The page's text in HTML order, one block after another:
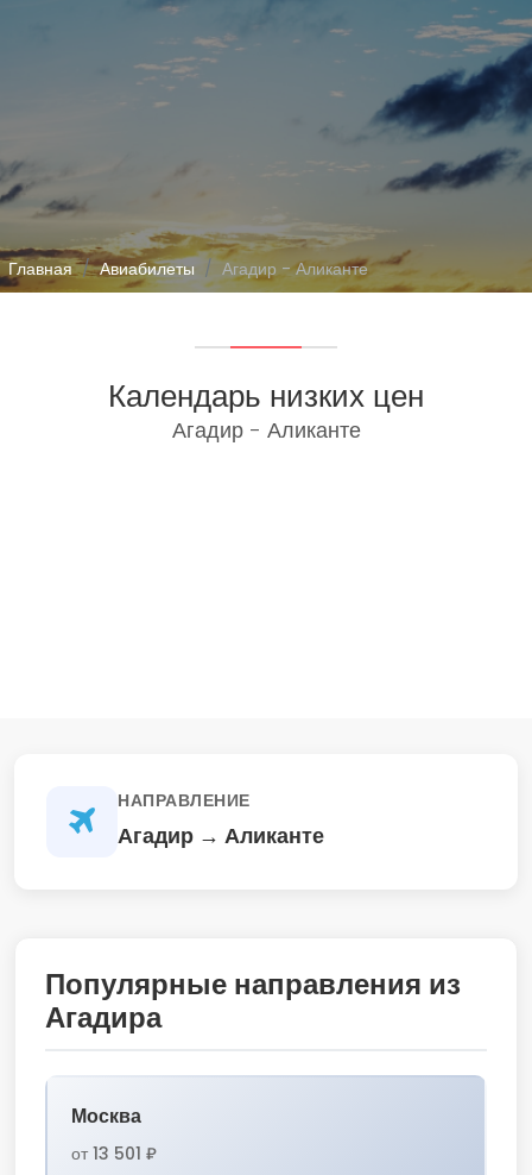
Главная Авиабилеты Агадир - Аликанте
Календарь низких цен
Агадир - Аликанте
НАПРАВЛЕНИЕ
Агадир → Аликанте
Популярные направления из
Агадира
Москва
от 13 501 ₽